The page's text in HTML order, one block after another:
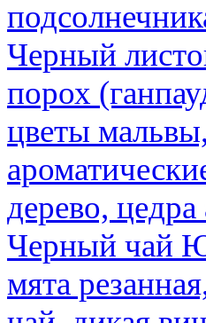
Черный
порох
цветы
дерево,
Черный чай
мята